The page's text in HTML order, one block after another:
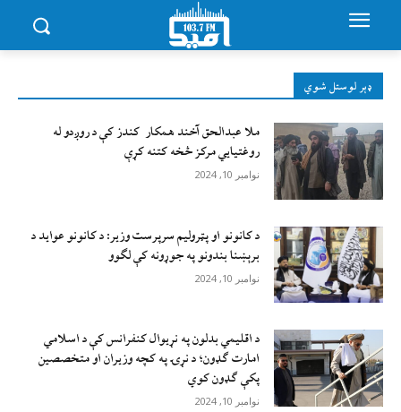
ډېر لوستل شوي
ملا عبدالحق آخند همکار کندز کې د روږدو له
روغتیایي مرکز څخه کتنه کړې
نوامبر 10, 2024
د کانونو او پټرولیم سرپرست وزیر: د کانونو عواید د
برېښنا بندونو په جوړونه کې لګوو
نوامبر 10, 2024
د اقليمي بدلون په نړيوال کنفرانس کې د اسلامي
امارت ګډون؛ د نړۍ په کچه وزيران او متخصصين
پکې ګډون کوي
نوامبر 10, 2024